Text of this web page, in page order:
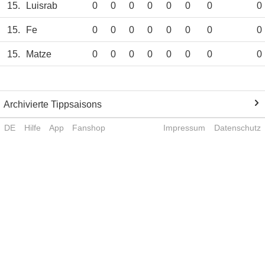
15. Luisrab 0 0 0 0 0 0 0 0
15. Fe 0 0 0 0 0 0 0 0
15. Matze 0 0 0 0 0 0 0 0
Archivierte Tippsaisons
DE Hilfe App Fanshop Impressum Datenschutz